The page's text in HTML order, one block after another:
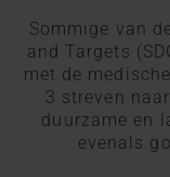
Sommige van
and Targets
met de
3 streven
duurzame en
evenals